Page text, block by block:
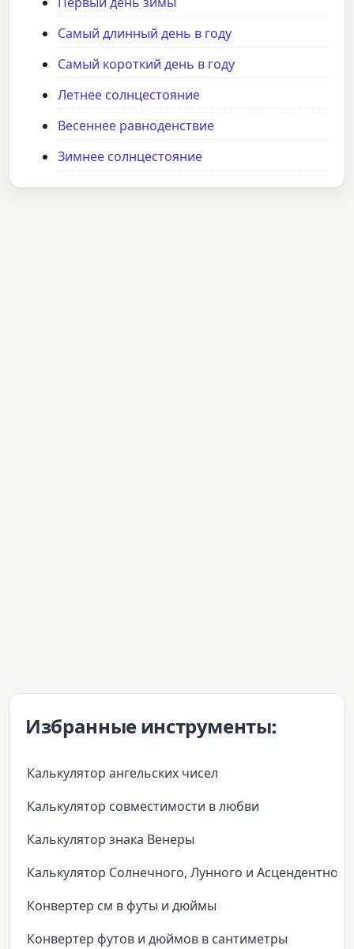
Самый длинный день в году
Самый короткий день в году
Летнее солнцестояние
Весеннее равноденствие
Зимнее солнцестояние
Избранные инструменты:
Калькулятор ангельских чисел
Калькулятор совместимости в любви
Калькулятор знака Венеры
Калькулятор Солнечного, Лунного и Асцендентного
Конвертер см в футы и дюймы
Конвертер футов и дюймов в сантиметры